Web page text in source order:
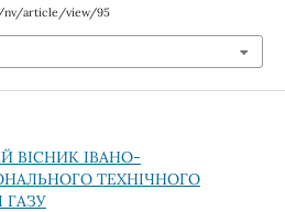
nv/article/view/95
ВІСНИК ІВАНО-
ТЕХНІЧНОГО
ГАЗУ